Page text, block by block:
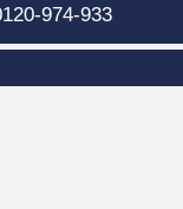
974-933